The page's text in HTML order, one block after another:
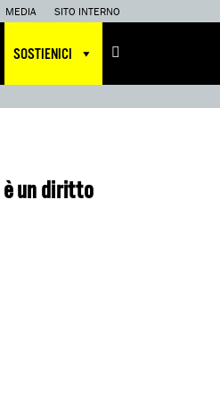
MEDIA SITO INTERNO
SOSTIENICI
un diritto